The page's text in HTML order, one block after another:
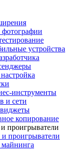
фотографии
устройства
инструменты
и сети
копирование
проигрыватели
проигрыватели